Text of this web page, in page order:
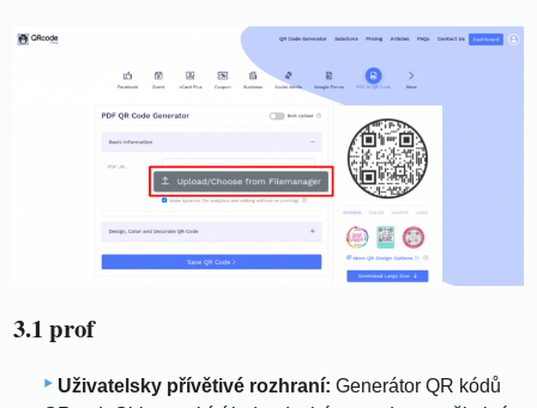
3.1 prof
Uživatelsky přívětivé rozhraní: Generátor QR kódů